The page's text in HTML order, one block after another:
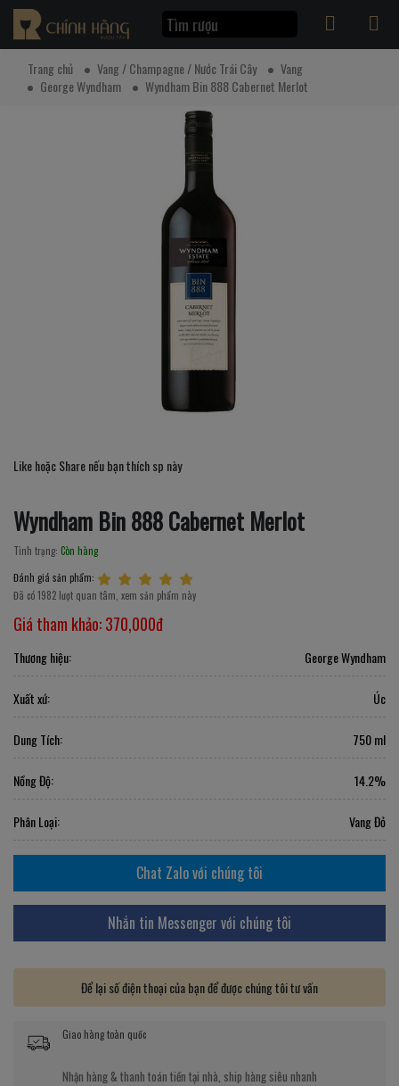
Trang chủ Vang / Champagne / Nước Trái Cây
Vang
George Wyndham
Wyndham Bin 888 Cabernet Merlot
Like hoặc Share nếu bạn thích sp này
Wyndham Bin 888 Cabernet Merlot
Tình trạng: Còn hàng
Đánh giá sản phẩm:
Đã có 1982 lượt quan tâm, xem sản phẩm này
Giá tham khảo:370,000đ
Thương hiệu: George Wyndham
Xuất xứ: Úc
Dung Tích: 750 ml
Nồng Độ: 14.2%
Phân Loại: Vang Đỏ
Chat Zalo với chúng tôi
Nhắn tin Messenger với chúng tôi
Để lại số điện thoại của bạn để được chúng tôi tư vấn
Giao hàng toàn quốc
Nhận hàng & thanh toán tiền tại nhà, ship hàng siêu nhanh